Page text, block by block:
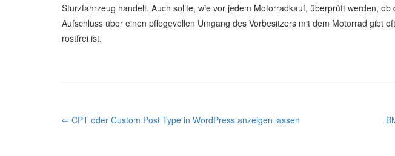
Sturzfahrzeug handelt. Auch sollte, wie vor jedem Motorradkauf, überprüft werden,
Aufschluss über einen pflegevollen Umgang des Vorbesitzers mit dem Motorrad gibt
rostfrei ist.
P
⇐ CPT oder Custom Post Type in WordPress anzeigen lassen